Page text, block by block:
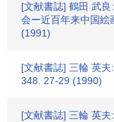
[文献書誌] 鶴田 武
会ー近百年来中国絵
(1991)
[文献書誌] 三輪 英
348. 27-29 (1990)
[文献書誌] 三輪 英